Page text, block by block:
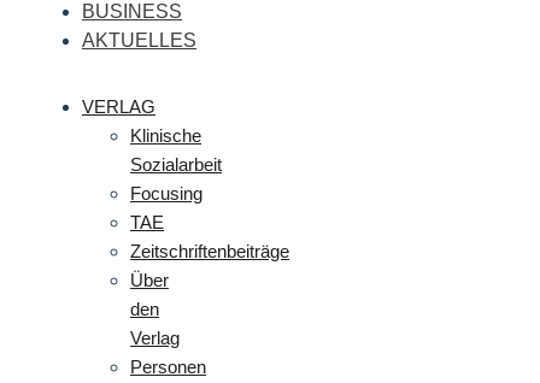
BUSINESS
AKTUELLES
VERLAG
Klinische
Sozialarbeit
Focusing
TAE
Zeitschriftenbeiträge
Über
den
Verlag
Personen